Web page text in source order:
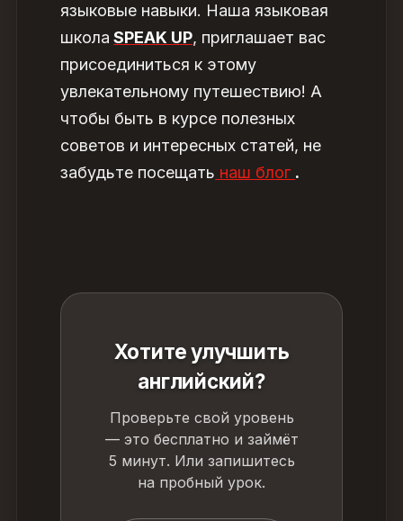
языковые навыки. Наша языковая
школа SPEAK UP, приглашает вас
присоединиться к этому
увлекательному путешествию! А
чтобы быть в курсе полезных
советов и интересных статей, не
забудьте посещать наш блог .
Хотите улучшить
английский?
Проверьте свой уровень
— это бесплатно и займёт
5 минут. Или запишитесь
на пробный урок.